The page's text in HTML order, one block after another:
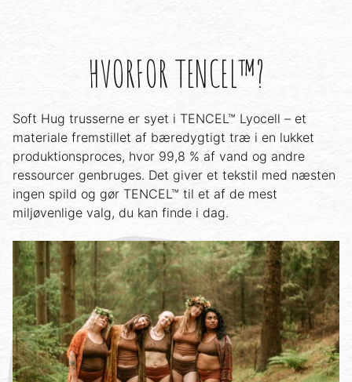
HVORFOR TENCEL™?
Soft Hug trusserne er syet i TENCEL™ Lyocell – et
materiale fremstillet af bæredygtigt træ i en lukket
produktionsproces, hvor 99,8 % af vand og andre
ressourcer genbruges. Det giver et tekstil med næsten
ingen spild og gør TENCEL™ til et af de mest
miljøvenlige valg, du kan finde i dag.